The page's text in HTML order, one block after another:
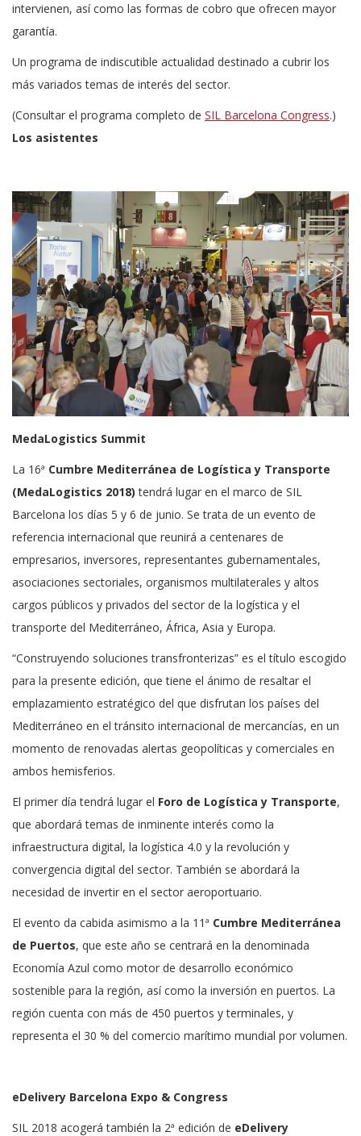
intervienen, así como las formas de cobro que ofrecen mayor
garantía.
Un programa de indiscutible actualidad destinado a cubrir los
más variados temas de interés del sector.
(Consultar el programa completo de SIL Barcelona Congress.)
Los asistentes
MedaLogistics Summit
La 16ª Cumbre Mediterránea de Logística y Transporte
(MedaLogistics 2018) tendrá lugar en el marco de SIL
Barcelona los días 5 y 6 de junio. Se trata de un evento de
referencia internacional que reunirá a centenares de
empresarios, inversores, representantes gubernamentales,
asociaciones sectoriales, organismos multilaterales y altos
cargos públicos y privados del sector de la logística y el
transporte del Mediterráneo, África, Asia y Europa.
“Construyendo soluciones transfronterizas” es el título escogido
para la presente edición, que tiene el ánimo de resaltar el
emplazamiento estratégico del que disfrutan los países del
Mediterráneo en el tránsito internacional de mercancías, en un
momento de renovadas alertas geopolíticas y comerciales en
ambos hemisferios.
El primer día tendrá lugar el Foro de Logística y Transporte,
que abordará temas de inminente interés como la
infraestructura digital, la logística 4.0 y la revolución y
convergencia digital del sector. También se abordará la
necesidad de invertir en el sector aeroportuario.
El evento da cabida asimismo a la 11ª Cumbre Mediterránea
de Puertos, que este año se centrará en la denominada
Economía Azul como motor de desarrollo económico
sostenible para la región, así como la inversión en puertos. La
región cuenta con más de 450 puertos y terminales, y
representa el 30 % del comercio marítimo mundial por volumen.
eDelivery Barcelona Expo & Congress
SIL 2018 acogerá también la 2ª edición de eDelivery